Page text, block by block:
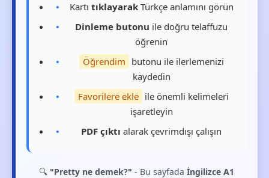
Kartı tıklayarakTürkçe anlamını görün
Dinleme butonu ile doğru telaffuzu
öğrenin
Öğrendim butonu ile ilerlemenizi
kaydedin
Favorilere ekle ile önemli kelimeleri
işaretleyin
PDF çıktı alarak çevrimdışı çalışın
🔍 "Pretty ne demek?" - Bu sayfadaİngilizce A1